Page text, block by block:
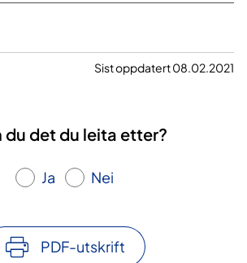
Sist oppdatert 08.02.2021
du det du leita etter?
Ja Nei
PDF-utskrift